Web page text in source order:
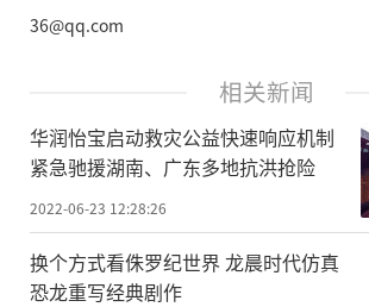
36@qq.com
相关新闻
华润怡宝启动救灾公益快速响应机制
紧急驰援湖南、广东多地抗洪抢险
2022-06-23 12:28:26
换个方式看侏罗纪世界 龙晨时代仿真
恐龙重写经典剧作